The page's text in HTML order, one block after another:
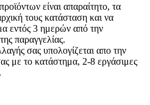
είναι απαραίτητο, τα
τους κατάσταση και να
εντός 3 ημερών από την
παραγγελίας.
σας υπολογίζεται απο την
με το κατάστημα, 2-8 εργάσιμες